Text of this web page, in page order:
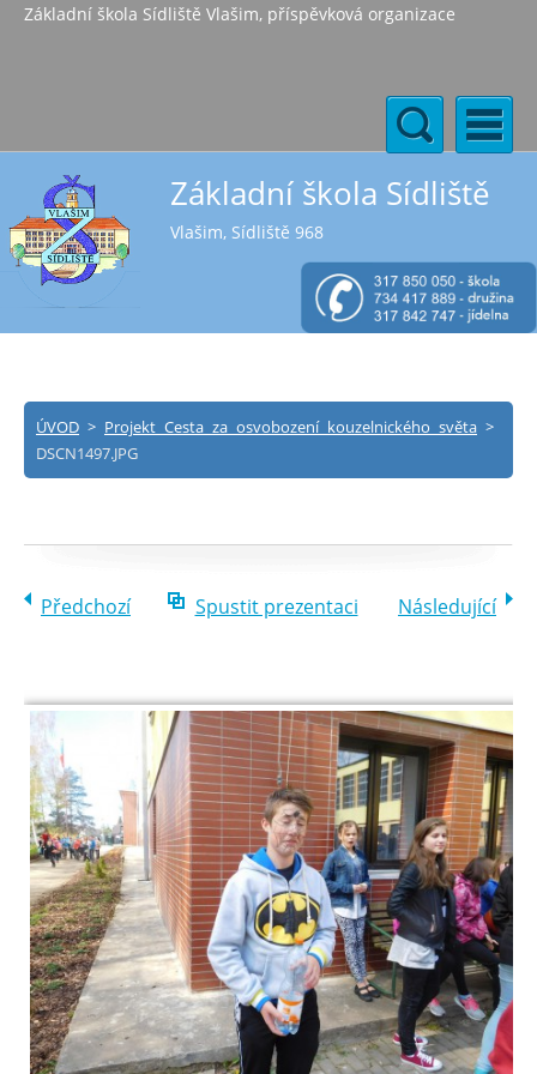
Základní škola Sídliště Vlašim, příspěvková organizace
Základní škola Sídliště
Vlašim, Sídliště 968
ÚVOD > Projekt Cesta za osvobození kouzelnického světa >
DSCN1497.JPG
Předchozí Spustit prezentaci Následující